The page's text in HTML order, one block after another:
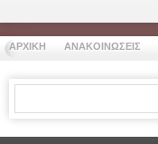
ΑΡΧΙΚΗ ΑΝΑΚΟΙΝΩΣΕΙΣ